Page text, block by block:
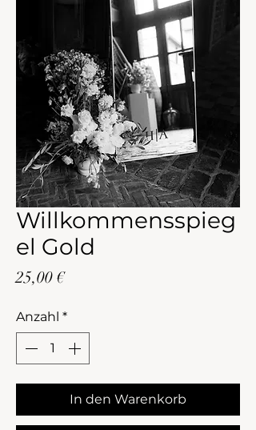
Willkommensspieg
el Gold
25,00 €Preis
Anzahl *
In den Warenkorb